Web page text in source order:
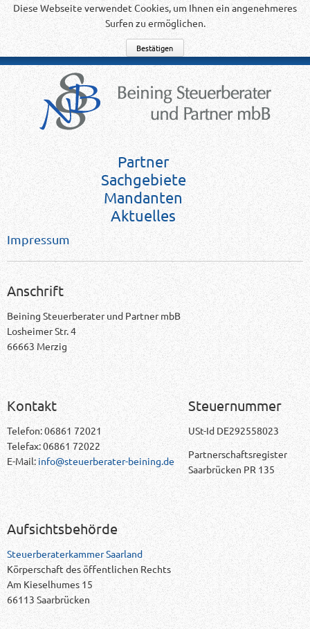
Diese Webseite verwendet Cookies, um Ihnen ein angenehmeres
Surfen zu ermöglichen.
Partner
Sachgebiete
Mandanten
Aktuelles
Impressum
Anschrift
Beining Steuerberater und Partner mbB
Losheimer Str. 4
66663 Merzig
Kontakt
Telefon: 06861 72021
Telefax: 06861 72022
E-Mail: info@steuerberater-beining.de
Steuernummer
USt-Id DE292558023
Partnerschaftsregister
Saarbrücken PR 135
Aufsichtsbehörde
Steuerberaterkammer Saarland
Körperschaft des öffentlichen Rechts
Am Kieselhumes 15
66113 Saarbrücken